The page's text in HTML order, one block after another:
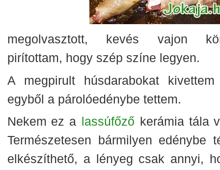
megolvasztott, kevés vajon
pirítottam, hogy szép színe legyen.
A megpirult húsdarabokat
egyből a párolóedénybe tettem.
Nekem ez a lassúfőző kerámia tála
Természetesen bármilyen edénybe
elkészíthető, a lényeg csak annyi,